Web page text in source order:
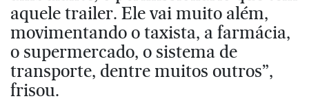
aquele trailer. Ele vai muito além,
movimentando o taxista, a farmácia,
o supermercado, o sistema de
transporte, dentre muitos outros”,
frisou.